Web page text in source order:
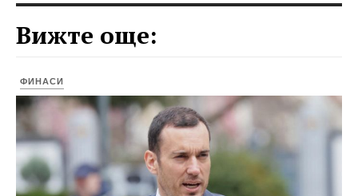
Вижте още:
ФИНАСИ